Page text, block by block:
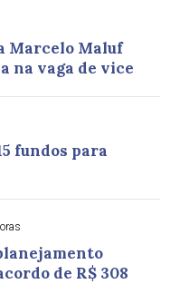
Marcelo Maluf
na vaga de vice
fundos para
de R$ 308